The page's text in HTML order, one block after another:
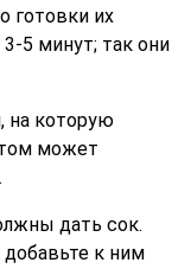
готовки их
5 минут; так они
на которую
может
дать сок.
добавьте к ним